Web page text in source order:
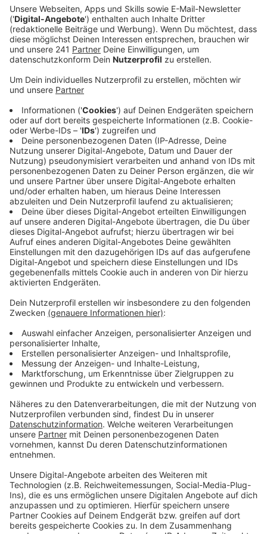
hinterherkommt – die Sorge ist aber unbegründet,
sagt unsere Leverkusener EVL.
Veröffentlicht:Freitag, 21.04.2023 06:25
Anzeige
Die Energieversorgung Leverkusen sieht die
Versorgungslücke entspannt – einerseits, weil neue E-
Fahrzeuge immer schneller laden und mit einer Ladung
weiter kommen. Andererseits, weil E-Autobesitzer
erfahrungsgemäß eine Lademöglichkeit zu Hause
haben und nicht zwingend auf eine öffentliche
angewiesen sind. Dennoch baut die EVL ihre
öffentliche Ladeinfrastruktur in Leverkusen aus –
dieses Jahr sind bereits fünf Standorte zu den
bestehenden 13 dazugekommen, weitere sieben sind
geplant. Damit alle Bereiche unserer Stadt gut
versorgt werden, spricht sich die EVL nach eigener
Aussage mit anderen Anbietern ab. Demnach sollte es
aktuell insgesamt 30 Säulen in ganz Leverkusen
Anzeige
Anzeige
Leverkusen: Warnstreiks legen auch Bahnverkehr lahm
Freifahrtschein für Autobahnausbau in Leverkusen?
Bayer Leverkusen im Halbfinale der Europa League
Anzeige